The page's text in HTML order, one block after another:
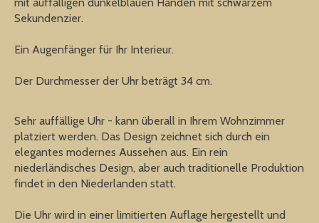
mit auffälligen dunkelblauen Händen mit schwarzem
Sekundenzier.
Ein Augenfänger für Ihr Interieur.
Der Durchmesser der Uhr beträgt 34 ​​cm.
Sehr auffällige Uhr - kann überall in Ihrem Wohnzimmer
platziert werden. Das Design zeichnet sich durch ein
elegantes modernes Aussehen aus. Ein rein
niederländisches Design, aber auch traditionelle Produktion
findet in den Niederlanden statt.
Die Uhr wird in einer limitierten Auflage hergestellt und